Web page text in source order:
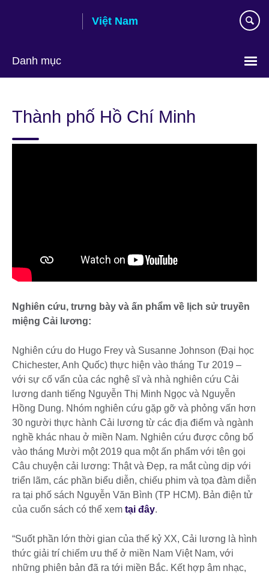
Việt Nam
Danh mục
language
Thành phố Hồ Chí Minh
Nghiên cứu, trưng bày và ấn phẩm về lịch sử truyền
miệng Cải lương:
Nghiên cứu do Hugo Frey và Susanne Johnson (Đại học
Chichester, Anh Quốc) thực hiện vào tháng Tư 2019 –
với sự cố vấn của các nghệ sĩ và nhà nghiên cứu Cải
lương danh tiếng Nguyễn Thị Minh Ngọc và Nguyễn
Hồng Dung. Nhóm nghiên cứu gặp gỡ và phỏng vấn hơn
30 người thực hành Cải lương từ các địa điểm và ngành
nghề khác nhau ở miền Nam. Nghiên cứu được công bố
vào tháng Mười một 2019 qua một ấn phẩm với tên gọi
Câu chuyện cải lương: Thật và Đẹp, ra mắt cùng dịp với
triển lãm, các phần biểu diễn, chiếu phim và tọa đàm diễn
ra tại phố sách Nguyễn Văn Bình (TP HCM). Bản điện tử
của cuốn sách có thể xem tại đây.
“Suốt phần lớn thời gian của thế kỷ XX, Cải lương là hình
thức giải trí chiếm ưu thế ở miền Nam Việt Nam, với
những phiên bản đã ra tới miền Bắc. Kết hợp âm nhạc,